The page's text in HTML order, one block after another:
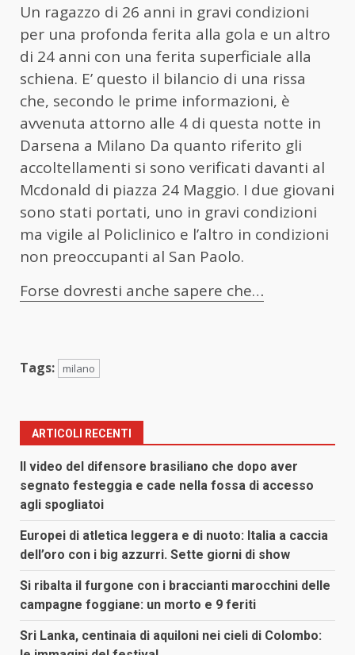
Un ragazzo di 26 anni in gravi condizioni
per una profonda ferita alla gola e un altro
di 24 anni con una ferita superficiale alla
schiena. E’ questo il bilancio di una rissa
che, secondo le prime informazioni, è
avvenuta attorno alle 4 di questa notte in
Darsena a Milano Da quanto riferito gli
accoltellamenti si sono verificati davanti al
Mcdonald di piazza 24 Maggio. I due giovani
sono stati portati, uno in gravi condizioni
ma vigile al Policlinico e l’altro in condizioni
non preoccupanti al San Paolo.
Forse dovresti anche sapere che…
Tags: milano
ARTICOLI RECENTI
Il video del difensore brasiliano che dopo aver
segnato festeggia e cade nella fossa di accesso
agli spogliatoi
Europei di atletica leggera e di nuoto: Italia a caccia
dell’oro con i big azzurri. Sette giorni di show
Si ribalta il furgone con i braccianti marocchini delle
campagne foggiane: un morto e 9 feriti
Sri Lanka, centinaia di aquiloni nei cieli di Colombo: